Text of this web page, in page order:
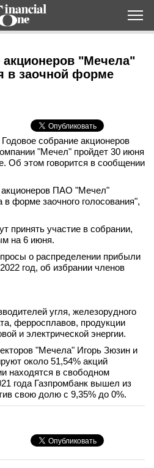
акционеров "Мечела"
в заочной форме
собрание акционеров
"Мечел" пройдет 30 июня
Об этом говорится в сообщении
акционеров ПАО "Мечел"
в форме заочного голосования",
принять участие в собрании,
на 6 июня.
о распределении прибыли
год, об избрании членов
угля, железорудного
ферросплавов, продукции
и электрической энергии.
"Мечела" Игорь Зюзин и
около 51,54% акций
находятся в свободном
года Газпромбанк вышел из
свою долю с 9,35% до 0%.